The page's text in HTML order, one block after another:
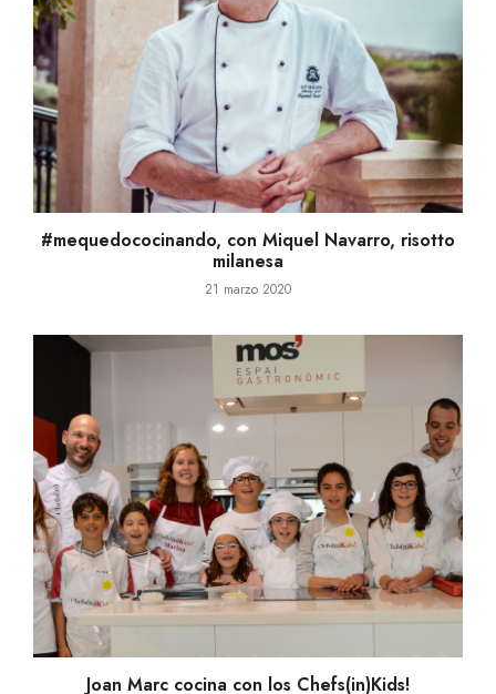
#mequedococinando, con Miquel Navarro, risotto
milanesa
21 marzo 2020
Joan Marc cocina con los Chefs(in)Kids!